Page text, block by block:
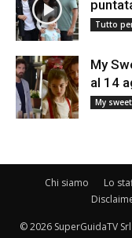
Tutto
My
al 14
My
Chi siamo Lo
© 2026 SuperGuidaTV